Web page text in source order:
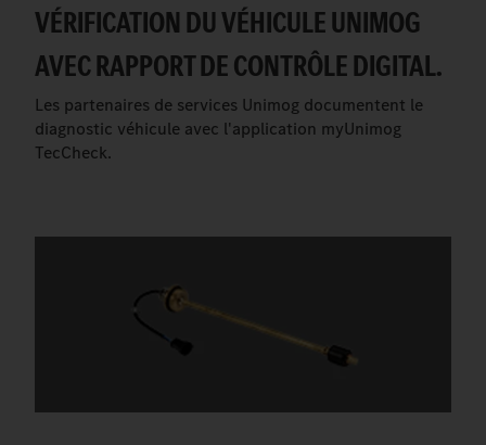
VÉRIFICATION DU VÉHICULE UNIMOG
AVEC RAPPORT DE CONTRÔLE DIGITAL.
Les partenaires de services Unimog documentent le
diagnostic véhicule avec l'application myUnimog
TecCheck.